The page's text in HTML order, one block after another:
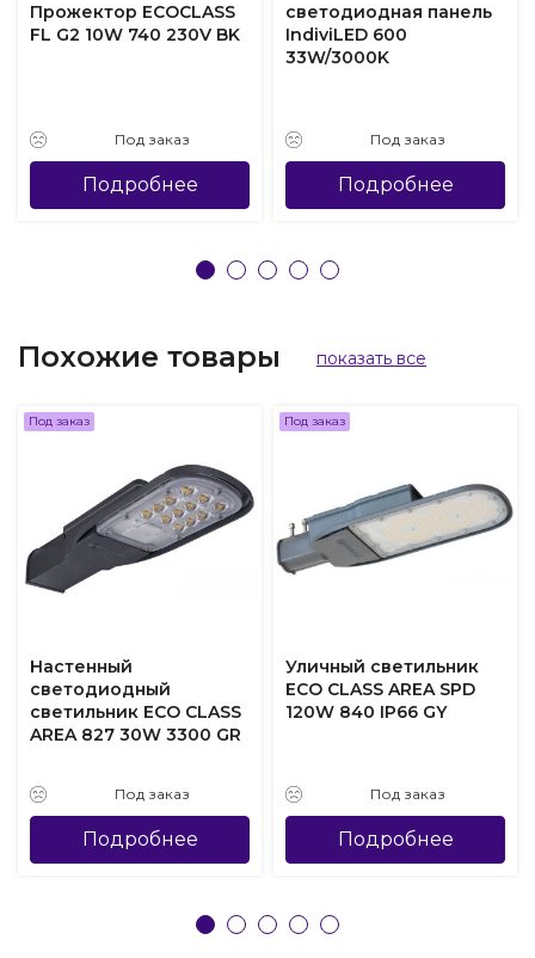
Прожектор ECOCLASS
FL G2 10W 740 230V BK
Под заказ
Подробнее
светодиодная панель
IndiviLED 600
33W/3000K
Под заказ
Подробнее
Похожие товары показать все
Под заказ
Настенный
светодиодный
светильник ECO CLASS
AREA 827 30W 3300 GR
Под заказ
Подробнее
Под заказ
Уличный светильник
ECO CLASS AREA SPD
120W 840 IP66 GY
Под заказ
Подробнее